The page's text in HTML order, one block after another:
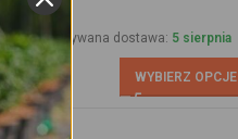
4.24zł
Przewidywana dostawa: 5 sierpnia
WYBIERZ OPCJE